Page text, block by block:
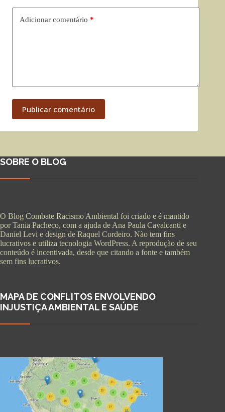
Adicionar comentário *
Publicar comentário
SOBRE O BLOG
O Blog Combate Racismo Ambiental foi criado e é mantido
por Tania Pacheco, com a ajuda de Ana Paula Cavalcanti e
Daniel Levi e design de Raquel Cordeiro. Não tem fins
lucrativos e utiliza tecnologia WordPress. A reprodução de seu
conteúdo é incentivada, desde que citando a fonte e também
sem fins lucrativos.
MAPA DE CONFLITOS ENVOLVENDO
INJUSTIÇA AMBIENTAL E SAÚDE